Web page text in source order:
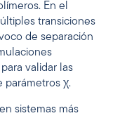
En el
transiciones
de separación
validar las
parámetros χ.
sistemas más